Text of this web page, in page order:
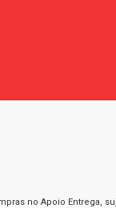
no Apoio Entrega,